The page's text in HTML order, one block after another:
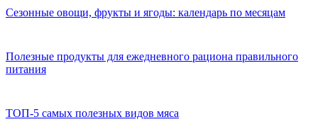
Сезонные овощи, фрукты и ягоды: календарь по месяцам
Полезные продукты для ежедневного рациона правильного
питания
ТОП-5 самых полезных видов мяса